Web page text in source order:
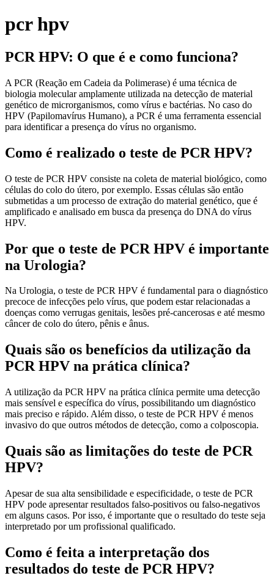
pcr hpv
PCR HPV: O que é e como funciona?
A PCR (Reação em Cadeia da Polimerase) é uma técnica de
biologia molecular amplamente utilizada na detecção de material
genético de microrganismos, como vírus e bactérias. No caso do
HPV (Papilomavírus Humano), a PCR é uma ferramenta essencial
para identificar a presença do vírus no organismo.
Como é realizado o teste de PCR HPV?
O teste de PCR HPV consiste na coleta de material biológico, como
células do colo do útero, por exemplo. Essas células são então
submetidas a um processo de extração do material genético, que é
amplificado e analisado em busca da presença do DNA do vírus
HPV.
Por que o teste de PCR HPV é importante
na Urologia?
Na Urologia, o teste de PCR HPV é fundamental para o diagnóstico
precoce de infecções pelo vírus, que podem estar relacionadas a
doenças como verrugas genitais, lesões pré-cancerosas e até mesmo
câncer de colo do útero, pênis e ânus.
Quais são os benefícios da utilização da
PCR HPV na prática clínica?
A utilização da PCR HPV na prática clínica permite uma detecção
mais sensível e específica do vírus, possibilitando um diagnóstico
mais preciso e rápido. Além disso, o teste de PCR HPV é menos
invasivo do que outros métodos de detecção, como a colposcopia.
Quais são as limitações do teste de PCR
HPV?
Apesar de sua alta sensibilidade e especificidade, o teste de PCR
HPV pode apresentar resultados falso-positivos ou falso-negativos
em alguns casos. Por isso, é importante que o resultado do teste seja
interpretado por um profissional qualificado.
Como é feita a interpretação dos
resultados do teste de PCR HPV?